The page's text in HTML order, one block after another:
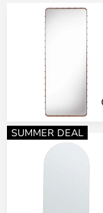
SUMMER DEAL